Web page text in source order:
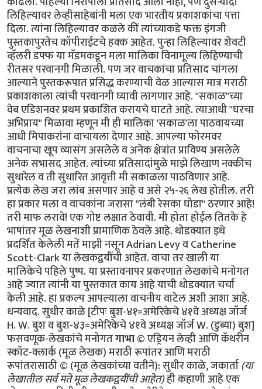
लिहिल्यावर लेव्हीसाहेबांनी मला एक भारतीय प्रकाशकांचा पत्ता
दिला. त्यांना लिहिल्यावर कळले कीं त्यांच्याकडे फक्त इंगजी
पुस्तकापुरतेच कॉपीराईटचे हक्क आहेत. पुन्हा लिहिल्यावर शेवटी
व्हॅलरी डफ्फ या मॅडमकडून मला मालिका विनामूल्य लिहिण्याची
रीतसर परवानगी मिळाली. पण जर वाचकांचा प्रतिसाद चांगला
आल्याने पुस्तकरूपात प्रसिद्ध करण्याची वेळ आल्यास मात्र मराठी
प्रकाशकाला त्यांची परवानगी घ्यावी लागणार आहे. "सकाळ"च्या
वेब एडिशनवर प्रथम प्रकाशित करायचे घाटते आहे. त्याआधी "घरचा
अभिप्राय" मिळावा म्हणून मी ही मालिका 'सकाळ'ला पाठवायच्या
आधी मिपाकरांना वाचायला देणार आहे. आपल्या फोरमवर
वाचनाचा खूप व्यासंग असलेले व अनेक क्षेत्रांत प्राविण्य असलेले
अनेक सभासद आहेत. त्यांच्या प्रतिसादांमुळे माझे लिखाण नक्कीच
सुधारेल व ती सुधारित आवृत्ती मी सकाळला पाठविणार आहे.
प्रत्येक लेख जरा लांब असणार आहे व असे २५-२६ लेख होतील. तरी
हा प्रकार मला व वाचकांना जरासा "लंबी रेसका घोडा" ठरणार आहे!
तरी माफ लरावे! एक गोष्ट लक्षात ठेवावी. मी होता होईल तितके हे
भाषांतर मूळ लेखनाशी प्रामाणिक ठेवले आहे. थोडक्यात इथे
प्रदर्शित केलेली मतें माझी नसून Adrian Levy व Catherine
Scott-Clark या लेखकद्वयींची आहेत. वाचा तर खाली या
मालिकेचे पहिले पुष्प. या प्रस्तावनापर प्रकरणात लेखकांचे मनोगत
आहे ज्यात त्यांनी या पुस्तकात काय आहे याची थोडक्यात चर्चा
केली आहे. हा प्रकल्प आपल्याला वाचनीय वाटेल अशी आशा आहे.
धन्यवाद. सुधीर काळे [टीपः बुश-४१=अमेरिकेचे ४१वे अध्यक्ष जॉर्ज
H. W. बुश व बुश-४३=अमेरिकेचे ४१वे अध्यक्ष जॉर्ज W. (डुब्या) बुश]
फसवणूक-लेखकांचे मनोगतगाभा© एड्रियन लेव्ही आणि कॅथरीन
स्कॉट-क्लार्क (मूळ लेखक) मराठी रूपांतर आणि मराठी
रूपांतरासाठी © (मूळ लेखकांच्या वतीने): सुधीर काळे, जकार्ता(या
लेखातील सर्व मते मूळ लेखकद्वयींची आहेत)ही कहाणी आहे एक घोर फसवणूकीची. ही कहाणी आहे अमेरिकेच्या सरकारने त्यांच्याच निर्वाचित (अमेरिकन) लोकप्रतिनिधींची (व सार्‍या जगाचीच) कशी घोर फसवणूक केली त्याची, ज्या कृत्यांचे गंभीर परिणाम कदाचित कांहीं पिढ्यांनतर आपल्याला कळू लागतील. ही कहाणी आहे अमेरिकन नेत्यांच्या नैतिक अध:पाताची, त्यांच्या कवडीमोलाच्या तारतम्यबुद्धीची, अपुर्‍या पर्यवेक्षणाची, त्यांच्याभोवतीच्या सतत बदलणार्‍या जागतिक स्थितीबद्दलच्या माहितीची निष्काळजीपणाने व आळशीपणाने केलेल्या विश्लेषणांची/पृथक्करणांची! या चुकांचा गंभीर परिणाम होणार आहे आपल्या भोवतालचे जग आणखी अस्थिर होण्यात! या चुका करून अमेरिकन व पश्चिम युरोपियन नेतृत्वाने जागतिक धर्मयुद्ध पुकारणार्‍या शक्तींच्या हातात जणू एक नवे कोलीतच दिले आहे. याची सर्वप्रथम प्रचीती आली ४ फेब्रूवारी २००४ रोजी! या दिवशी पाकिस्तानचे सर्वात आदरणीय व गौरवप्राप्त शास्त्रज्ञ डॉ. अब्दुल कादीर खान पाकिस्तान चित्रवाणीच्या पडद्यावर सार्‍या पाकिस्तानी जनतेला दिसले. डॉ. खान हे नेहमीच रहस्याच्या पडद्याआड असत कारण ते तीस वर्षाहून जास्त काळ पाकिस्तानच्या अण्वस्त्रनिर्मितीच्या "गुपचुप" कार्यक्रमात गुंतलेले होते. उर्दू भाषेतली त्यांची भाषणे सर्वसाधारणपणे सार्‍या पाकिस्तानी जनतेला समजत व ती सारे लोक त्यांच्या प्रत्येक शब्दाकडे लक्ष देऊन ऐकतही. पण आज पाकिस्तानी सरकारने जाहीर केले होते कीं ते त्यांच्या चुकांची कबूली देणार आहेत. कदाचित त्यामुळे असेल. पण आज त्यांचे भाषण त्यांच्या देशबांधवांना सहज समजणार्‍या उर्दू भाषेत न होता सार्‍या जगाला समजणार्‍या इंग्रजी भाषेत झाले. "माझ्या प्रिय बंधू-भगिनींनो" अशी सुरुवात करून त्यांनी स्वत:च्या अनधिकृत अण्वस्त्रप्रसाराबद्दलच्या हालचालींची माहिती दिल्यावर समारोप करतांना ते म्हणाले "अल्ला पाकिस्तानला सुरक्षित ठेवो, पाकिस्तान अमर असो"! त्यांचे भाषण संपताक्षणी पाकिस्तानी लष्कराने डॉ खान यांनी प्रे. बुश ज्यांना "अनिष्ट राष्ट्रांचा अक्ष" म्हणत (Axis of Evil) त्या उत्तर कोरिया, इराण व लिबिया या अशा गिर्‍हाइकांसाठी एकट्याने हा अण्वस्त्रप्रसाराचा काळा बाजार कसा चालवला होता याची माहिती दिली. या घटनेनंतर पाकिस्तानला अण्वस्त्रें बनवायला सहाय्य करून अमेरिकेने सार्‍या जगाची कशी फसवणूक केली हे पहिल्यांदाच जगाच्या निदर्शनाला आले. अण्वस्त्रप्रसाराबद्दल कुप्रसिद्ध असलेल्या व "टायफॉइड मेरी" या (अपमानास्पद) टोपणनावाने ओळखल्या जाणार्‍या डॉ खाननी अशी कबूली का दिली याबाबत सार्‍या जगात तावातावाने तर्क-कुतर्क सुरू झाले. कुणाला वाटले की त्यांच्या राजकीय किंवा धार्मिक श्रद्धांमुळे दिली, कुणाला वाटले की स्वत:ची इभ्रत वाढविण्यासाठी व स्थान बळकट करण्यासाठी? कुणा बदमाष राजवटीसाठी? अफगाणिस्तानमधील जिहाद्यांसाठी? ओसामा बिन लादेनसाठी? कीं युरोप-अमेरिकेत अणूबॉम्ब उडवू पहाणार्‍या अतिरेक्यांच्या टोळ्यांसाठी? अनेक वृत्तपत्रांत आलेल्या अग्रलेखांत कुणाच्या फायद्यासाठी त्यांनी हा कबूलीजबाब दिला असावा याबाबतही तर्‍हेतर्‍हेच्या अटकळी प्रसिद्ध झाल्या. प्रेसिडेंट जॉर्ज बुश यांनीही या फसवणुकीला जणू संमतीच दिली. कांहीं दिवसांनंतर ते म्हणाले, "खान यांनी त्यांचे सारे गुन्हे मान्य केले आहेत आणि त्यांचे या गुन्ह्यातील सहकारी आता या धंद्यातून बाहेर फेकले गेले आहेत. खान व त्यांचे छोटे टोळके अतीशय धक्कादायक गुन्ह्यांबद्दल दोषी आहेत. पण त्यांच्यावर खटला घालायची गरज दिसत नाहीं. बुश पुढे म्हणाले, "प्रेसिडेंट मुशर्रफ यांनी मला आश्वासन दिले आहे कीं ते खान यांच्या जालाबद्दलची (network) सर्व माहिती अमेरिकन सरकारला देतील व तो देश (पाकिस्तान) अशा अण्वस्त्रप्रसाराच्या मुळाशी असू दिला जाणार नाहीं." पाकिस्तान सरकारचे या घटनेवर इतके पूर्ण नियंत्रण आहे कीं खान व त्यांच्या सहकारी शास्त्रज्ञांना अमेरिकेत खटला घालण्यासाठी अमेरिकेच्या किंवा इतर पाश्चात्य राष्ट्रांच्या स्वाधीन करण्याची गरज नाहीं. सत्य परिस्थिती तर अशी होती कीं खान यांची कबूली एक दिशाभूल करण्यासाठी दिलेली कॢप्तीच होती. अण्वस्त्रांची काळी बाजारपेठ खान यांच्या नियंत्रणाखाली चालली तर होतीच, पण जाहीर व खासगी वक्तव्यात फरक असा होता कीं अशा तर्‍हेचा काळा बाजार एका व्यक्तीचे काम नव्हते तर हे काम एका राष्ट्राच्या (पाकिस्तानच्या) परराष्ट्रनीतीचा भाग होता व त्याचे पर्यवेक्षण पाकिस्तानी लष्करी अधिकार्‍यांची टोळी करत होती. वर हे राष्ट्र अमेरिकेच्या अतिरेक्यांविरुद्धच्या लढाईतील एक महत्वाचे दोस्त राष्ट्र म्हणून दुटप्पीपणे मिरवत होते. तीसेक वर्षें लागोपाठ सत्तेवर आलेल्या अमेरिकन सरकारांनी, मग ती रिपब्लिकन पक्षाची असोत किंवा डेमोक्रॅटिक पक्षाची असोत, तसेच इंग्लंड व इतर पाश्चात्य युरोपियन राष्ट्रांनी पाकिस्तानला अतीशय मर्यादित प्रसारण असलेले व निषिद्ध असे अण्वस्त्रांबद्दलचे तंत्रज्ञान मिळवू दिले होते. एका अनर्थपूर्ण युगात पाकिस्तानने हे निषिद्ध तंत्रज्ञान कसे अनिष्ट राष्ट्रांना विकण्यात पुढाकार घेतला ही माहिती महत्वाची सरकारी साधने चुकीच्या दिशेने वापरून व आधीचे नियम रद्दबातल करून सर्वांपासून लपवून ठेवली. गुप्त माहिती मिळवण्याच्या क्रियेचीही धार बोथट करण्यात आली आणि परराष्ट्रखाते व संरक्षणखाते यासारख्या सरकारी खात्यांना जणू वेढून राष्ट्राध्यक्षांच्या तत्वांना पाठिंबा देण्यास, प्रतिनिधीसभेला डावलण्यास व देशाचे कायदे मोडण्यास भाग पाडण्यात आले होते. अमेरिकेच्या परराष्ट्रखात्याचा प्रवक्ता रिचर्ड बाऊचर याने डॉ खान प्रकरण म्हणजे पाकिस्तानी हुकूमशहा/राष्ट्राध्यक्ष मुशर्रफ यांच्या कसोटीचा क्षण असे वर्णन केले आहे. खान हे सर्व देशाचा मानबिंदू होते व त्यांचे नाव काढताच पाकिस्तानी नागरिकांची छाती गर्वाने फुगायची. पाकिस्तानला शिवणाच्या धारदार सुयासुद्धा बनवता येत नाहींत अशी मल्लीनाथी करणार्‍या डॉ खान यांनी अतीशय आधुनिक तंत्रज्ञानाचा वापर करून भारताच्या कुठल्याही शहरावर हल्ला करू शकणारी अण्वस्त्रे मोठ्या प्रमाणावर बनविण्याची एक "असेंब्ली लाईन" उभी केली व त्यांना पाकिस्तानी जनतेनेच "अणूबॉम्बचे पिताश्री" हा जणू एक किताबच दिला. फारच थोड्या लोकांना हे माहीत आहे की डॉ खान हे या अण्वस्त्र-उत्पादनाच्या प्रकल्पात अपघातानेच शिरले. पाकिस्तानात योग्यशी नोकरी न मिळाल्यामुळे ते चिडून उच्च शिक्षणासाठी युरोपला गेले व एका विश्वविद्यालयात प्रवेश मिळविण्याच्या रांगेत उभे असताना ’हेनी’ नावाच्या एका डच मुलीच्या प्रेमात पडले व तिच्याशी विवाहबद्ध झाले. एका गोर्‍या बाईचे पति म्हणून त्यांना एरवी मिळाली नसती अशी अतीशय संवेदनशील अशा गोपनीय क्षेत्रात भाषांतरकाराची नोकरी मिळाली व अण्वस्त्रांबद्दलची अतीशय गुप्त अशी माहिती त्यांच्या नजरेखालून जाऊ लागली. त्याचे महत्व समजल्यामुळे त्यांनी ती सर्व कागदपत्रे व ड्रॉइंग्ज चोरली व त्या कागदपत्रांनी भरलेले तीन पेटारे घेऊन ते पाकिस्तानात परत आले. जुल्फिकार अली भुत्तो यांच्या प्रोत्साहनाने ते अणूबॉम्ब बनवायच्या प्रोजेक्टचे प्रमुख झाले व मग त्या क्षेत्रात त्यांची व पाकिस्तानची प्रगती सुरू झाली. त्यानंतर पुढच्या वर्षापासून पाकिस्तानी अधिकारी व पाकिस्तानी दलाल/एजंट यांनी युरोप व उत्तर अमेरिकेत त्यांना हव्या असलेल्या यंत्रसामुग्री व इतर वस्तूंची जोरदार खरेदी सुरू केली. डॉ. खान हे सूत्रधाराचे व वेगवेगळ्या गटांमधील समन्वय ठेवण्याचे काम पहात होते व पश्चिम युरोपीमधील गुपचुपपणे अणूबॉम्ब बनविण्याचा कार्यक्रम राबवणार्‍या कंपन्यांतील वैज्ञानिक, कारखानदार, इंजिनियर व धातुशास्त्रज्ञ यांच्याबरोबरील मैत्री आणखी जवळची करून व त्यांच्याशी वागताना अतीशय गोडीगुलाबीचा वापर करून व त्यांच्यावर आपल्या गोड बोलण्याने एक तर्‍हेची छाप किंवा मोहिनी टाकून अशी सामग्री मिळवण्याच्या वाटेतील अडचणी दूर करत होते. जेंव्हा १९७७ साली भुत्तोंची पंतप्रधानपदावरून उचलबांगडी झाली, तेंव्हा हा अणूप्रकल्प नवे हुकूमशहा ज. झिया उल हक यांच्या अखत्यारीतील सैनिकी विभागाकडे जावा अशी अमेरिकन गुप्तचर संघटना सी.आय.ए.ची इच्छा होती. त्यामुळे खान यांचे जगभरच्या खरेदीमध्ये गुंतलेले गट पाकिस्तानी लष्करशहा व पाकिस्तानी गुप्तचर संघटना आय. एस. आय. यांच्या हुकुमाखाली आले. (म्हणजेच अमेरिकन गुप्तचर संघटना सी.आय.ए.ला या अणूबॉम्ब प्रकल्पाची कल्पना १९७७ पासून होती) पण तसे असले तरी पाकिस्तानच्या अणूबॉम्ब प्रकल्पाबद्दल जास्त माहिती असणे हे तोट्याचे ठरू लागले. जिमी कार्टर हे १९७७ सालची राष्ट्रपतीपदाची निवडणूक जिंकून अधिकारावर आले तेंव्हा जगातली अण्वस्त्रें कमी करायची हे ध्येय समोर ठेवूनच ते अधिकारावर आले होते. पण त्यांचे राष्ट्रीय सुऱक्षा सल्लागार बिन्यू ब्रेझिंस्की (Zbigniew Brzezinski) यांनी त्यांना त्यांची दिशा बदलायचा सल्ला दिला. पाकिस्तान हे राष्ट्र साम्यवादाविरुद्धच्या लढाईतील एक धक्काप्रतिबंधक (buffer) म्हणून उपयुक्त राष्ट्र असल्याचा कार्टर यांना सल्ला देण्यात आला व पाकिस्तानला या कामात राजी-खुषी सामील करून घेण्यासाठी त्या राष्ट्राचे मन वळविण्याचाही त्यांना सल्ला दिला. झियाच्या मनसुब्याला छुपा पाठिंबा देऊन मग त्याच्या मोबदल्यात अण्वस्त्रे बनवायची ही योजना होती! पाकिस्तानने जर रशियाचा प्रतिकार केला तर त्यांच्या अण्वस्त्रें बनविण्याच्या प्रकल्पाकडे अमेरिका दुर्ल़क्ष करेल असेही ज. झियांना सांगण्यात आले. १९८० साली कार्टर यांच्या जागी रेगन आले व त्यांनी कार्टर यांच्या अण्वस्त्रप्रसारबंदीच्या कार्यक्रमाला केरात काढले. राष्ट्रीय सुरक्षा समिती व सल्लागार यांचेही अवमूल्यन करण्यात आले व विल्यम केसी यांच्या नेतृत्वाखाली सी.आय.ए. ही संघटना सर्वेसर्वा झाली आणि गुप्तहेरखाते एक माहितीचे साधनच न रहाता ते एक प्रे. रेगन यांच्या धोरणाच्या समर्थनार्थ वापरायचे एक हत्यार बनले. त्यापाठोपाठ अमेरिकन अधिकारी पैसे घेऊन इस्लामाबादला पोचले व बरोबर हाही निरोप घेऊन आले कीं अमेरिका पाकिस्तानच्या वाढत्या अण्वस्त्रें बनविण्याच्या प्रकल्पाकडे काणाडोळा करेल. पण पुढे जसजसे पाकिस्तानच्या अण्वस्त्रनिर्मितीच्या प्रकल्पाचे रोपटे भराभर वाढू लागले तसतसे तो प्रकल्प गुप्त ठेवणे अवघड जाऊ लागले. प्रे. रेगन यांनी आशावादावर आधारित आक्रमकपणे तह/करार करण्याचा पायंडा मरगळलेल्या वॉशिंग्टनला आणला, पण उपयुक्ततेच्या व सोयीच्या तत्वावर जे परराष्ट्र धोरण सुरू केले गेले त्याचे रूपांतर झपाट्याने एका षड्यंत्रात झाले ज्यात अमेरिकेचे परराष्ट्रखातेही सामील झाले व पाकिस्तानच्या अण्वस्त्र-प्रकल्पाबद्दलच्या गुप्त बातम्यावर जे विरोध करतील त्यांच्या कामात अडथळेही आणू लागले. या सावळ्या गोंधळात पाकिस्तानने १९८३ साली स्फोटकें न वापरता केलेली अण्वस्त्रांची चांचणी (cold-testing), एवढेच नव्हे तर स्फोटकांसह चीनच्या मदतीने १९८४ साली केलेली चांचणीही (hot-testing) गुप्त ठेवण्यात अमेरिकेला यश मिळाले. पाकिस्तान व चीन या देशांमधील अण्वस्त्र-संबंधांना खोल गाडून टाकण्यातही रेगनच्या अधिकार्‍यांना यश मिळाले. यात चीनकडून मिळालेली बॉम्बची ड्रॉइंग्स, रेडियो आयसोटोप्स व इतर "हवी ती व हवी तितकी" तांत्रिक मदत यांचाही समावेश होता. याच्या मोबदल्यात चिनी आण्विक ऊर्जा कंत्राटदारांकडून अमेरिकन कंपन्यांनी कोट्यानुकोटी डॉलर्सची कंत्राटे मिळविली. जेंव्हा प्रे. रेगन यांची कारकीर्द १९८९ साली संपली तेंव्हा पाकिस्तानकडे चांचणी केलेली व वापरता येण्याजोगी अण्वस्त्रे होती. व या अस्त्रांच्या निर्मितीचा बहुतांश खर्च अमेरिकेकडून ’मदत’ म्हणून मिळालेल्या पैशातूनच झाला होता कारण ’मदत’ म्हणून मिळालेल्या पुंजीतले अब्जावधी डॉलर्स पाकिस्तानच्या लष्करशहांनी या कामाकडे वळविले होते. अमेरिकेच्या पेंटॅगॉनमधील अधिकारी पाकिस्तानचे रक्षक/वॉचमन ठरले. त्यांनी गुप्तहेरखात्यांचे अहवाल आपल्याला हवे तसे पुन्हा लिहिवले ज्यात पाकिस्तानच्या या अण्वस्त्रक्षमतेबद्दल जाणून-बुजून आहे त्यापेक्षा कमी आहे असे दाखविले गेले. तेही अशा वेळी कीं इस्लामाबाद व दिल्ली यांच्यातला संघर्ष अगदी निकरावर आला होत